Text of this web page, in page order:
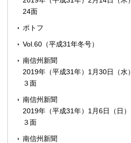
24面
ポトフ
Vol.60（平成31年冬号）
南信州新聞
2019年（平成31年）1月30日（水）
３面
南信州新聞
2019年（平成31年）1月6日（日）
３面
南信州新聞